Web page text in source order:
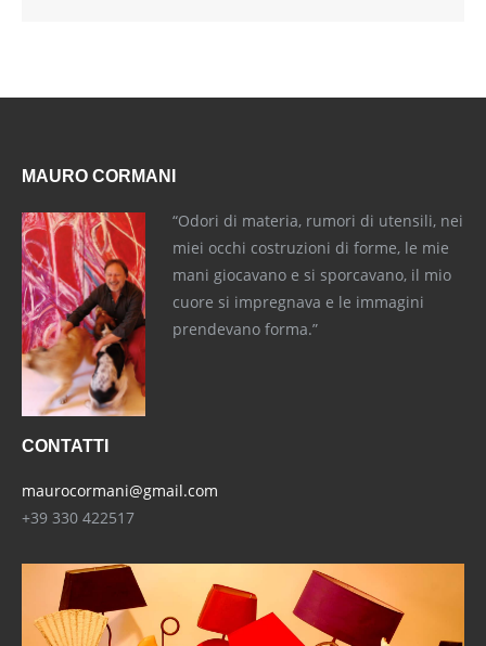
MAURO CORMANI
“Odori di materia, rumori di utensili, nei
miei occhi costruzioni di forme, le mie
mani giocavano e si sporcavano, il mio
cuore si impregnava e le immagini
prendevano forma.”
CONTATTI
maurocormani@gmail.com
+39 330 422517